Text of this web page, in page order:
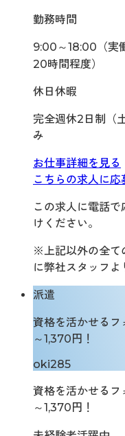
勤務時間
9:00～18:00（実
20時間程度）
休日休暇
完全週休2日制（
み
お仕事詳細を見る
こちらの求人に応
この求人に電話
けください。
※上記以外の全て
に弊社スタッフよ
派遣
資格を活かせるフ
～1,370円！
oki285
資格を活かせるフ
～1,370円！